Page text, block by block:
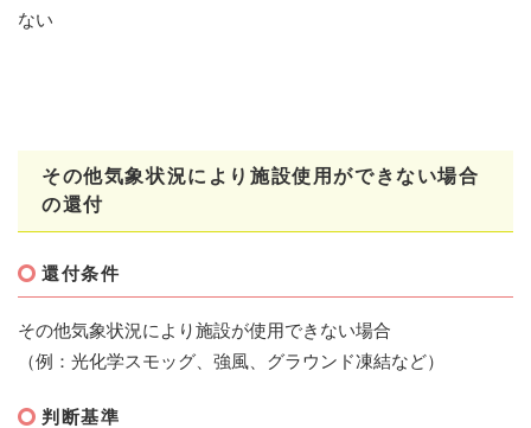
ない
その他気象状況により施設使用ができない場合
の還付
還付条件
その他気象状況により施設が使用できない場合
（例：光化学スモッグ、強風、グラウンド凍結など）
判断基準